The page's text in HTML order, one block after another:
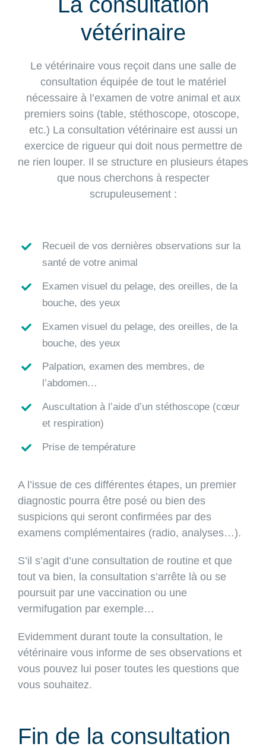
vétérinaire
Le vétérinaire vous reçoit dans une salle de
consultation équipée de tout le matériel
nécessaire à l’examen de votre animal et aux
premiers soins (table, stéthoscope, otoscope,
etc.) La consultation vétérinaire est aussi un
exercice de rigueur qui doit nous permettre de
ne rien louper. Il se structure en plusieurs étapes
que nous cherchons à respecter
scrupuleusement :
Recueil de vos dernières observations sur la
santé de votre animal
Examen visuel du pelage, des oreilles, de la
bouche, des yeux
Examen visuel du pelage, des oreilles, de la
bouche, des yeux
Palpation, examen des membres, de
l’abdomen…
Auscultation à l’aide d’un stéthoscope (cœur
et respiration)
Prise de température
A l’issue de ces différentes étapes, un premier
diagnostic pourra être posé ou bien des
suspicions qui seront confirmées par des
examens complémentaires (radio, analyses…).
S’il s’agit d’une consultation de routine et que
tout va bien, la consultation s’arrête là ou se
poursuit par une vaccination ou une
vermifugation par exemple…
Evidemment durant toute la consultation, le
vétérinaire vous informe de ses observations et
vous pouvez lui poser toutes les questions que
vous souhaitez.
Fin de la consultation